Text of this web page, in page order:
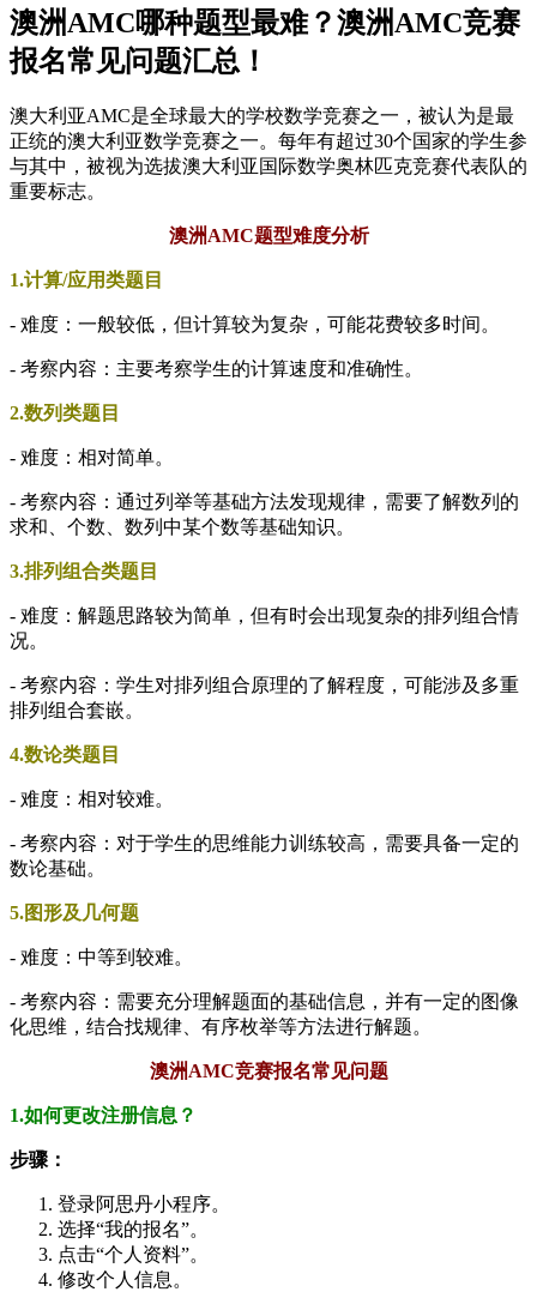
澳洲AMC哪种题型最难？澳洲AMC竞赛
报名常见问题汇总！
澳大利亚AMC是全球最大的学校数学竞赛之一，被认为是最
正统的澳大利亚数学竞赛之一。每年有超过30个国家的学生参
与其中，被视为选拔澳大利亚国际数学奥林匹克竞赛代表队的
重要标志。
澳洲AMC题型难度分析
1.计算/应用类题目
- 难度：一般较低，但计算较为复杂，可能花费较多时间。
- 考察内容：主要考察学生的计算速度和准确性。
2.数列类题目
- 难度：相对简单。
- 考察内容：通过列举等基础方法发现规律，需要了解数列的
求和、个数、数列中某个数等基础知识。
3.排列组合类题目
- 难度：解题思路较为简单，但有时会出现复杂的排列组合情
况。
- 考察内容：学生对排列组合原理的了解程度，可能涉及多重
排列组合套嵌。
4.数论类题目
- 难度：相对较难。
- 考察内容：对于学生的思维能力训练较高，需要具备一定的
数论基础。
5.图形及几何题
- 难度：中等到较难。
- 考察内容：需要充分理解题面的基础信息，并有一定的图像
化思维，结合找规律、有序枚举等方法进行解题。
澳洲AMC竞赛报名常见问题
1.如何更改注册信息？
步骤：
登录阿思丹小程序。
选择“我的报名”。
点击“个人资料”。
修改个人信息。